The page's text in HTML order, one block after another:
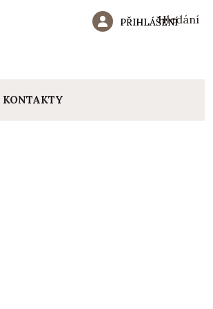
Hledání
PŘIHLÁŠENÍ
KONTAKTY